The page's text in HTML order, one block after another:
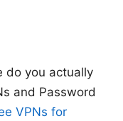
do you actually
and Password
VPNs for